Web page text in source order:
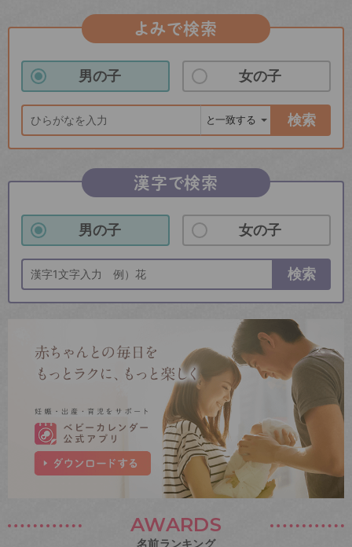
よみで検索
男の子 女の子
検索
漢字で検索
男の子 女の子
検索
AWARDS
名前ランキング